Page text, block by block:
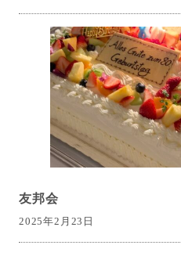
友邦会
2025年2月23日